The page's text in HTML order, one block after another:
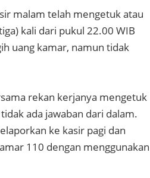
malam telah mengetuk atau
kali dari pukul 22.00 WIB
uang kamar, namun tidak
rekan kerjanya mengetuk
ada jawaban dari dalam.
ke kasir pagi dan
110 dengan menggunakan